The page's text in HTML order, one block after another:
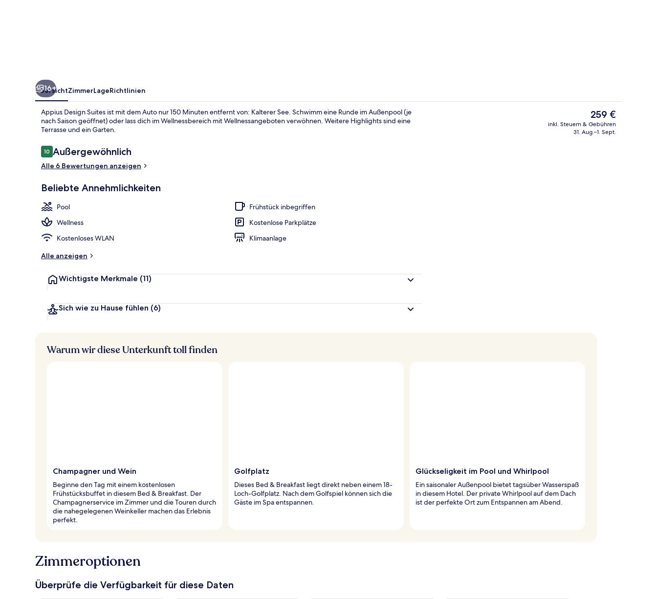
16+
ÜbersichtZimmerLageRichtlinien
Appius Design Suites ist mit dem Auto nur 150 Minuten entfernt von: Kalterer See. Schwimm eine Runde im Außenpool (je
nach Saison geöffnet) oder lass dich im Wellnessbereich mit Wellnessangeboten verwöhnen. Weitere Highlights sind eine
Terrasse und ein Garten.
Bewertungen
1010 von 10.
Außergewöhnlich
Alle 6 Bewertungen anzeigen
Beliebte Annehmlichkeiten
Pool
Frühstück inbegriffen
Wellness
Kostenlose Parkplätze
Kostenloses WLAN
Klimaanlage
Alle anzeigen
Wichtigste Merkmale (11)
Sich wie zu Hause fühlen (6)
Der
aktuelle
Preis
259 €
inkl. Steuern & Gebühren
31. Aug.–1. Sept.
Warum wir diese Unterkunft toll finden
Champagner und Wein
Beginne den Tag mit einem kostenlosen
Frühstücksbuffet in diesem Bed & Breakfast. Der
Champagnerservice im Zimmer und die Touren durch
die nahegelegenen Weinkeller machen das Erlebnis
perfekt.
Golfplatz
Dieses Bed & Breakfast liegt direkt neben einem 18-
Loch-Golfplatz. Nach dem Golfspiel können sich die
Gäste im Spa entspannen.
Glückseligkeit im Pool und Whirlpool
Ein saisonaler Außenpool bietet tagsüber Wasserspaß
in diesem Hotel. Der private Whirlpool auf dem Dach
ist der perfekte Ort zum Entspannen am Abend.
Zimmeroptionen
Überprüfe die Verfügbarkeit für diese Daten